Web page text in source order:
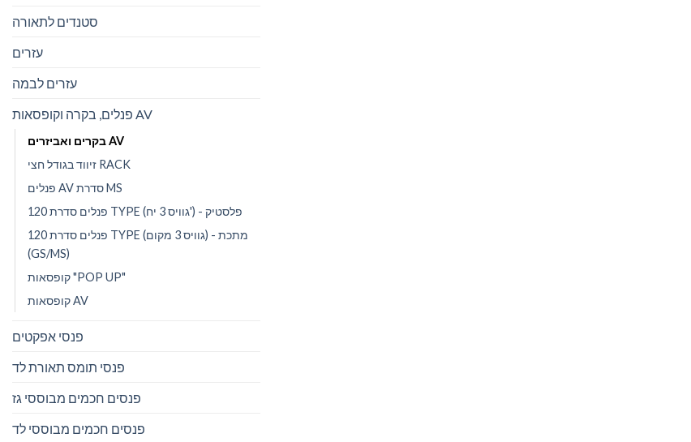
סטנדים לתאורה
עזרים
עזרים לבמה
פנלים, בקרה וקופסאות AV
בקרים ואביזרים AV
זיווד בגודל חצי RACK
פנלים AV סדרת MS
פנלים סדרת 120 TYPE (גוויס 3 יח') - פלסטיק
פנלים סדרת 120 TYPE (גוויס 3 מקום) - מתכת
(GS/MS)
קופסאות "POP UP"
קופסאות AV
פנסי אפקטים
פנסי תומס תאורת לד
פנסים חכמים מבוססי גז
פנסים חכמים מבוססי לד